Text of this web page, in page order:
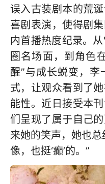
误入古装剧本的荒
喜剧表演，使得剧
内首播热度纪录。
圈名场面，到角色
醒”与成长蜕变，
式，让观众看到了
能性。近日接受本
们呈现了属于自己
来她的笑声，她也
像，也挺‘癫’的。”